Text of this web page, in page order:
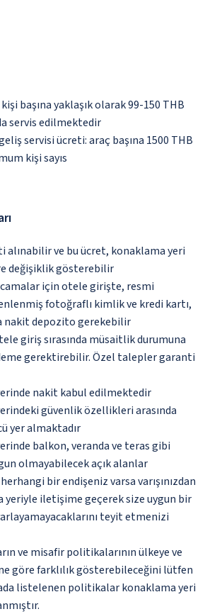
başına yaklaşık olarak 99-150 THB
servis edilmektedir
servisi ücreti: araç başına 1500 THB
kişi sayıs
alınabilir ve bu ücret, konaklama yeri
değişiklik gösterebilir
için otele girişte, resmi
fotoğraflı kimlik ve kredi kartı,
nakit depozito gerekebilir
giriş sırasında müsaitlik durumuna
gerektirebilir. Özel talepler garanti
nakit kabul edilmektedir
güvenlik özellikleri arasında
yer almaktadır
balkon, veranda ve teras gibi
olmayabilecek açık alanlar
bir endişeniz varsa varışınızdan
yeriyle iletişime geçerek size uygun bir
teyit etmenizi
ve misafir politikalarının ülkeye ve
göre farklılık gösterebileceğini lütfen
listelenen politikalar konaklama yeri